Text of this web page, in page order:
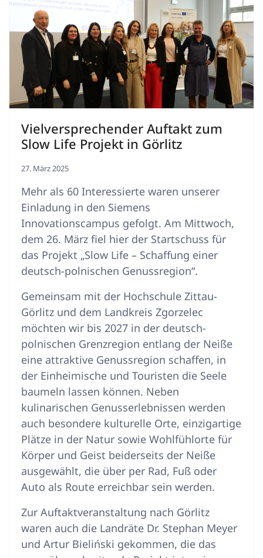
Vielversprechender Auftakt zum
Slow Life Projekt in Görlitz
27. März 2025
Mehr als 60 Interessierte waren unserer
Einladung in den Siemens
Innovationscampus gefolgt. Am Mittwoch,
dem 26. März fiel hier der Startschuss für
das Projekt „Slow Life – Schaffung einer
deutsch-polnischen Genussregion“.
Gemeinsam mit der Hochschule Zittau-
Görlitz und dem Landkreis Zgorzelec
möchten wir bis 2027 in der deutsch-
polnischen Grenzregion entlang der Neiße
eine attraktive Genussregion schaffen, in
der Einheimische und Touristen die Seele
baumeln lassen können. Neben
kulinarischen Genusserlebnissen werden
auch besondere kulturelle Orte, einzigartige
Plätze in der Natur sowie Wohlfühlorte für
Körper und Geist beiderseits der Neiße
ausgewählt, die über per Rad, Fuß oder
Auto als Route erreichbar sein werden.
Zur Auftaktveranstaltung nach Görlitz
waren auch die Landräte Dr. Stephan Meyer
und Artur Bieliński gekommen, die das